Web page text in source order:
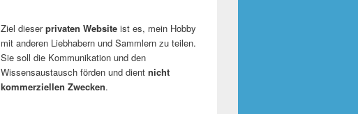
Ziel dieserprivaten Website ist es, mein Hobby
mit anderen Liebhabern und Sammlern zu teilen.
Sie soll die Kommunikation und den
Wissensaustausch förden und dient nicht
kommerziellen Zwecken.